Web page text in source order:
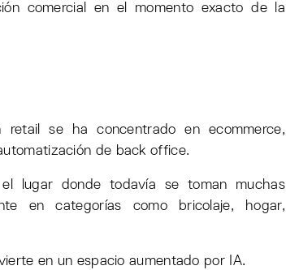
comercial en el momento exacto de la
se ha concentrado en ecommerce,
de back office.
lugar donde todavía se toman muchas
en categorías como bricolaje, hogar,
en un espacio aumentado por IA.